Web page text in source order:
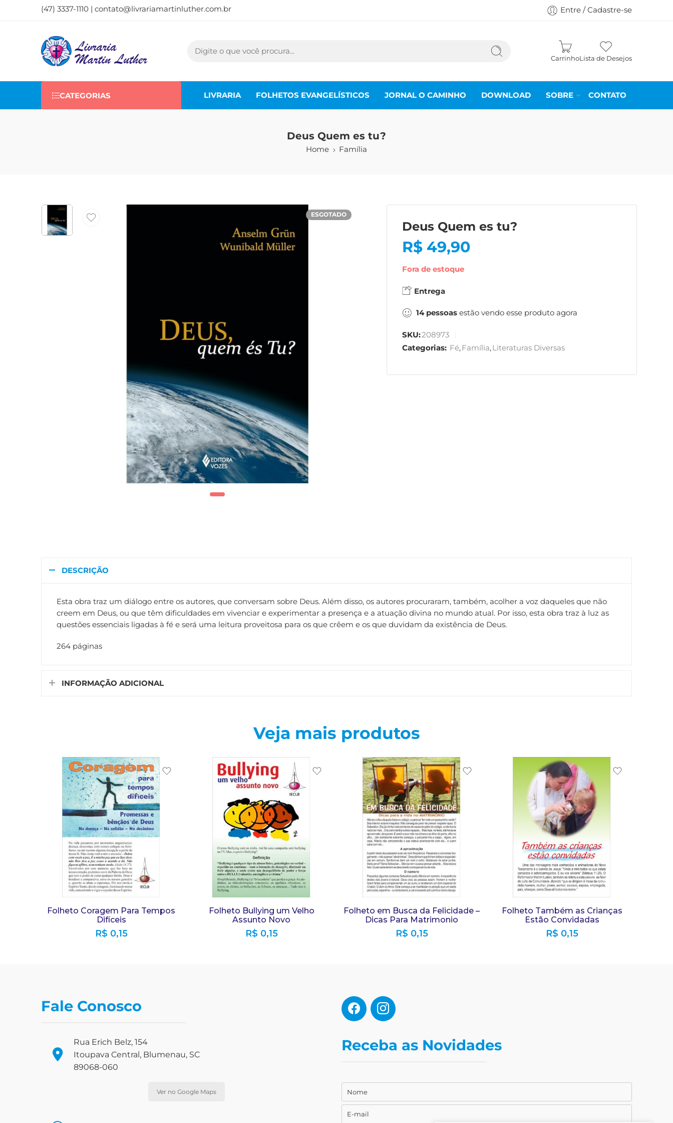
(47) 3337-1110 | contato@livrariamartinluther.com.br Entre / Cadastre-se
CarrinhoLista de Desejos
CATEGORIAS LIVRARIA FOLHETOS EVANGELÍSTICOS JORNAL O CAMINHO DOWNLOAD SOBRE CONTATO
Deus Quem es tu?
Home Família
ESGOTADO
Deus Quem es tu?
R$ 49,90
Fora de estoque
Entrega
14 pessoas estão vendo esse produto agora
SKU:208973
Categorias: Fé,Família,Literaturas Diversas
DESCRIÇÃO
Esta obra traz um diálogo entre os autores, que conversam sobre Deus. Além disso, os autores procuraram, também, acolher a voz daqueles que não
creem em Deus, ou que têm dificuldades em vivenciar e experimentar a presença e a atuação divina no mundo atual. Por isso, esta obra traz à luz as
questões essenciais ligadas à fé e será uma leitura proveitosa para os que crêem e os que duvidam da existência de Deus.
264 páginas
INFORMAÇÃO ADICIONAL
Veja mais produtos
Folheto Coragem Para Tempos
Difíceis
R$ 0,15
Folheto Bullying um Velho
Assunto Novo
R$ 0,15
Folheto em Busca da Felicidade –
Dicas Para Matrimonio
R$ 0,15
Folheto Também as Crianças
Estão Convidadas
R$ 0,15
Fale Conosco
Rua Erich Belz, 154
Itoupava Central, Blumenau, SC
89068-060
Ver no Google Maps
Receba as Novidades
Nome
Nome
E-E-mail